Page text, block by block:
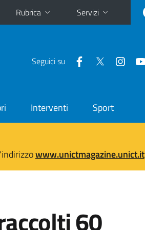
Rubrica Servizi
Seguici su
Interventi Sport
www.unictmagazine.unict.it
60